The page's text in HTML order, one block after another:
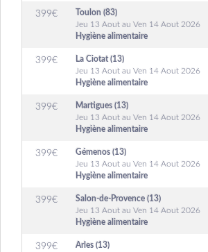
399€
Toulon (83)
Jeu 13 Aout au Ven 14 Aout 2026
Hygiène alimentaire
399€
La Ciotat (13)
Jeu 13 Aout au Ven 14 Aout 2026
Hygiène alimentaire
399€
Martigues (13)
Jeu 13 Aout au Ven 14 Aout 2026
Hygiène alimentaire
399€
Gémenos (13)
Jeu 13 Aout au Ven 14 Aout 2026
Hygiène alimentaire
399€
Salon-de-Provence (13)
Jeu 13 Aout au Ven 14 Aout 2026
Hygiène alimentaire
399€
Arles (13)